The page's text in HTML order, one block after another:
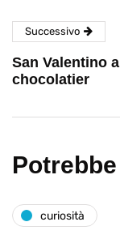
Successivo
San Valentino
chocolatier
curiosità